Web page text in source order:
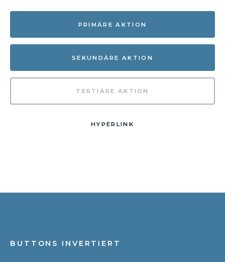
PRIMÄRE AKTION
SEKUNDÄRE AKTION
TERTIÄRE AKTION
HYPERLINK
BUTTONS INVERTIERT